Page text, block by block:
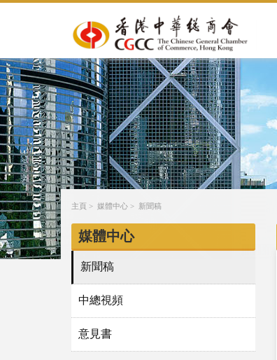
主頁 > 媒體中心 > 新聞稿
媒體中心
新聞稿
中總視頻
意見書